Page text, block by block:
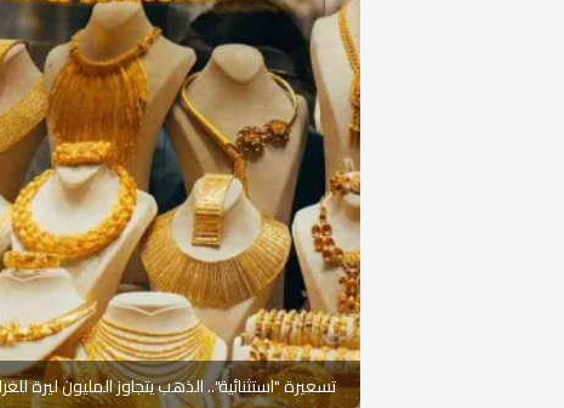
تسعيرة "استثنائية".. الذهب يتجاوز المليون ليرة